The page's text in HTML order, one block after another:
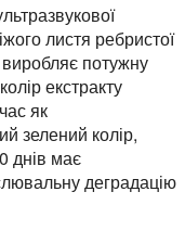
листя ребристої
виробляє потужну
екстракту
як
зелений колір,
днів має
деградацію